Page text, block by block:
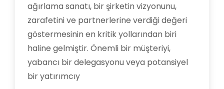
ağırlama sanatı, bir şirketin vizyonunu,
zarafetini ve partnerlerine verdiği değeri
göstermesinin en kritik yollarından biri
haline gelmiştir. Önemli bir müşteriyi,
yabancı bir delegasyonu veya potansiyel
bir yatırımcıy